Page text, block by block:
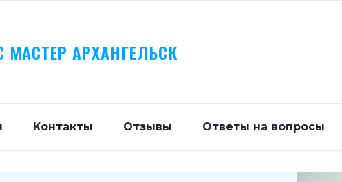
МАСТЕР АРХАНГЕЛЬСК
Контакты Отзывы Ответы на вопросы